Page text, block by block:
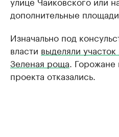
дополнительные площади.
Изначально под
власти выделяли
Зеленая роща .
проекта отказались.